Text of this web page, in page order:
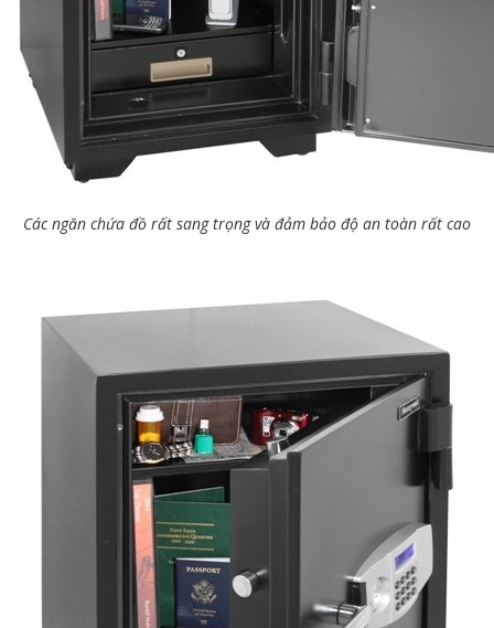
Các ngăn chứa đồ rất sang trọng và đảm bảo độ an toàn rất cao